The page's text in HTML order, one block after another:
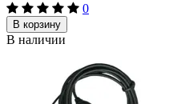
0
В корзину
В наличии